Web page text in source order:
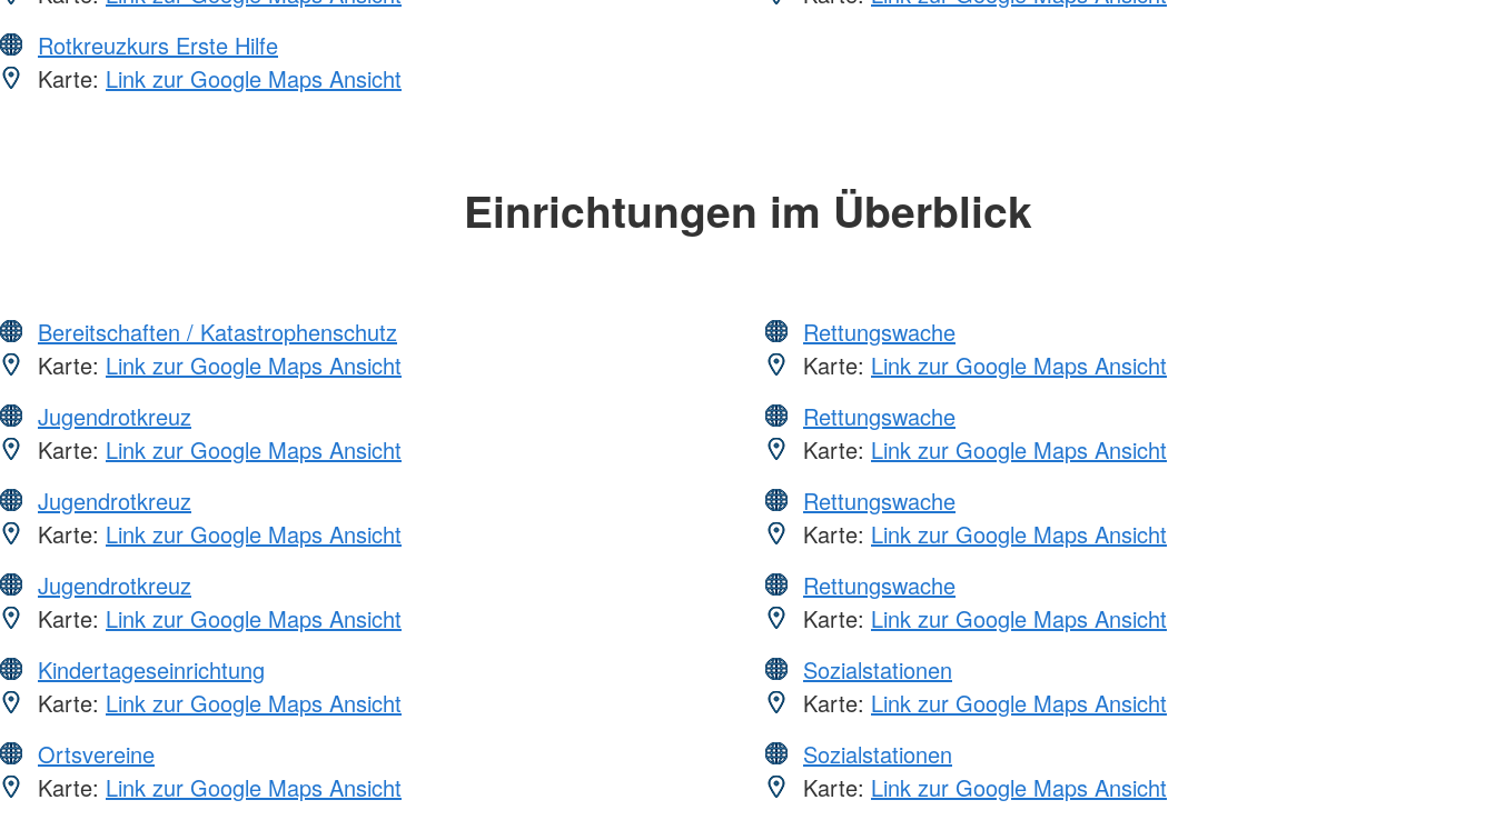
Rotkreuzkurs Erste Hilfe
Karte: Link zur Google Maps Ansicht
Einrichtungen im Überblick
Bereitschaften / Katastrophenschutz
Karte: Link zur Google Maps Ansicht
Jugendrotkreuz
Karte: Link zur Google Maps Ansicht
Jugendrotkreuz
Karte: Link zur Google Maps Ansicht
Jugendrotkreuz
Karte: Link zur Google Maps Ansicht
Kindertageseinrichtung
Karte: Link zur Google Maps Ansicht
Ortsvereine
Karte: Link zur Google Maps Ansicht
Rettungswache
Karte: Link zur Google Maps Ansicht
Rettungswache
Karte: Link zur Google Maps Ansicht
Rettungswache
Karte: Link zur Google Maps Ansicht
Rettungswache
Karte: Link zur Google Maps Ansicht
Sozialstationen
Karte: Link zur Google Maps Ansicht
Sozialstationen
Karte: Link zur Google Maps Ansicht